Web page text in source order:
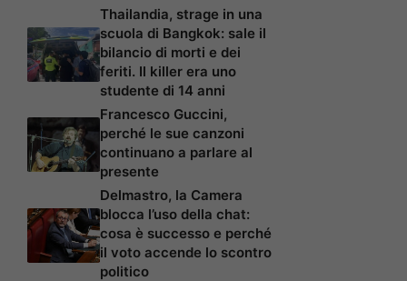
Thailandia, strage in una
scuola di Bangkok: sale il
bilancio di morti e dei
feriti. Il killer era uno
studente di 14 anni
Francesco Guccini,
perché le sue canzoni
continuano a parlare al
presente
Delmastro, la Camera
blocca l’uso della chat:
cosa è successo e perché
il voto accende lo scontro
politico